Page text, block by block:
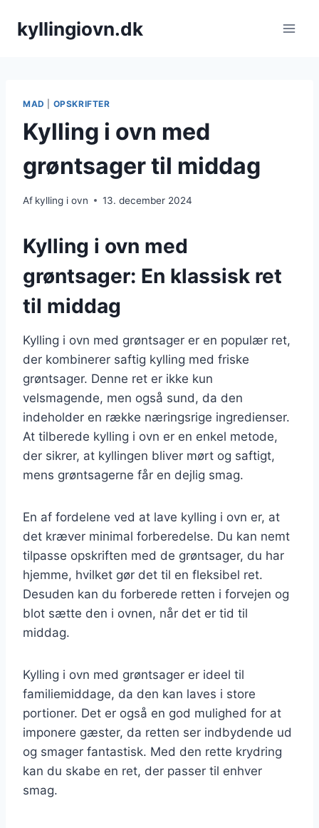
kyllingiovn.dk
MAD OPSKRIFTER
Kylling i ovn med
grøntsager til middag
Af kylling i ovn 13. december 2024
Kylling i ovn med
grøntsager: En klassisk ret
til middag
Kylling i ovn med grøntsager er en populær ret,
der kombinerer saftig kylling med friske
grøntsager. Denne ret er ikke kun
velsmagende, men også sund, da den
indeholder en række næringsrige ingredienser.
At tilberede kylling i ovn er en enkel metode,
der sikrer, at kyllingen bliver mørt og saftigt,
mens grøntsagerne får en dejlig smag.
En af fordelene ved at lave kylling i ovn er, at
det kræver minimal forberedelse. Du kan nemt
tilpasse opskriften med de grøntsager, du har
hjemme, hvilket gør det til en fleksibel ret.
Desuden kan du forberede retten i forvejen og
blot sætte den i ovnen, når det er tid til
middag.
Kylling i ovn med grøntsager er ideel til
familiemiddage, da den kan laves i store
portioner. Det er også en god mulighed for at
imponere gæster, da retten ser indbydende ud
og smager fantastisk. Med den rette krydring
kan du skabe en ret, der passer til enhver
smag.